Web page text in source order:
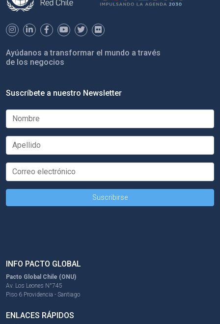
Ayúdanos a transformar el mundo a través
de los negocios
Suscríbete a nuestro Newsletter
INFO PACTO GLOBAL
Pacto Global Chile (ONU)
Av. Los Leones N°745
Piso 6 Providencia - Santiago
ENLACES RÁPIDOS